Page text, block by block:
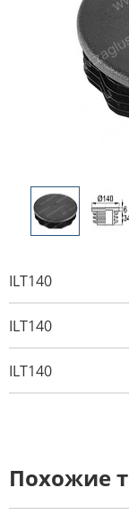
ILT140
ILT140
ILT140
Похожие